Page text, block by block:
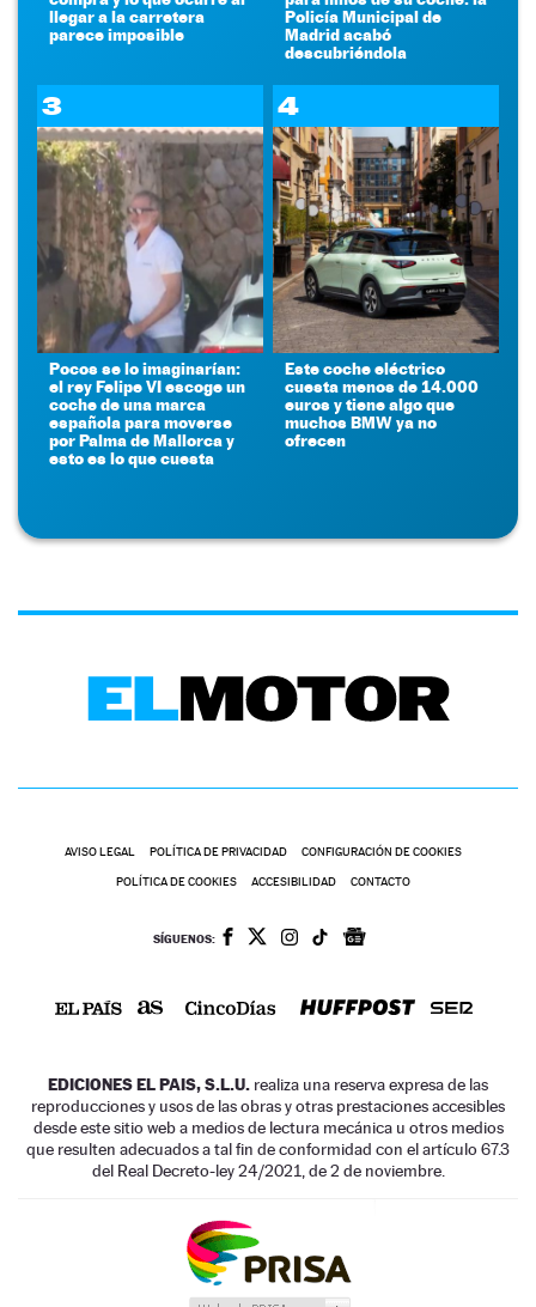
llegar a la carretera
parece imposible
Policía Municipal de
Madrid acabó
descubriéndola
3
Pocos se lo imaginarían:
el rey Felipe VI escoge un
coche de una marca
española para moverse
por Palma de Mallorca y
esto es lo que cuesta
4
Este coche eléctrico
cuesta menos de 14.000
euros y tiene algo que
muchos BMW ya no
ofrecen
AVISO LEGAL POLÍTICA DE PRIVACIDAD CONFIGURACIÓN DE COOKIES
POLÍTICA DE COOKIES ACCESIBILIDAD CONTACTO
SÍGUENOS:
EDICIONES EL PAIS, S.L.U. realiza una reserva expresa de las
reproducciones y usos de las obras y otras prestaciones accesibles
desde este sitio web a medios de lectura mecánica u otros medios
que resulten adecuados a tal fin de conformidad con el artículo 67.3
del Real Decreto-ley 24/2021, de 2 de noviembre.